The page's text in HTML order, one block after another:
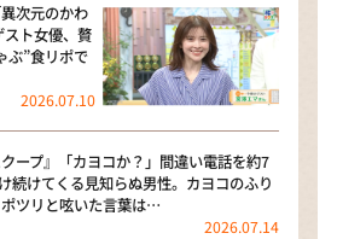
次元のかわ
ト女優、贅
ぶ”食リポで
2026.07.10
クープ』「カヨコか？」間違い電話を約7
続けてくる見知らぬ男性。カヨコのふり
ツリと呟いた言葉は…
2026.07.14